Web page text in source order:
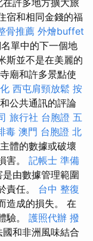
許多地方擴大旅
宿和相同金錢的福
骨推薦 外燴buffet
單中的下一個地
斯並不是在美麗的
廟和許多景點使
西屯肩頸放鬆 按
公共通訊的評論
旅行社 台胞證 五
毒 澳門 台胞證 北
體的數據或破壞
害。 記帳士 準備
由數據管理範圍
責任。 台中 整復
造成的損失。 在
驗。 護照代辦 撥
和非洲風味結合